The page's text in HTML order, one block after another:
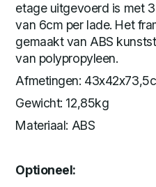
etage uitgevoerd is met
van 6cm per lade. Het
gemaakt van ABS
van polypropyleen.
Afmetingen:
Gewicht: 12,85kg
Materiaal: ABS
Optioneel: